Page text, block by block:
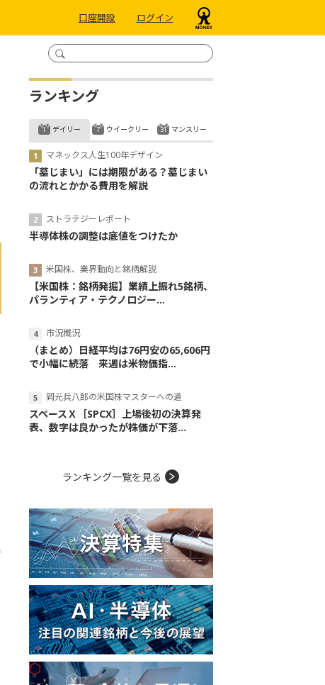
口座開設 ログイン
ランキング
デイリー
マネックス人生100年デザイン
「墓じまい」には期限がある？墓じまい
の流れとかかる費用を解説
ストラテジーレポート
半導体株の調整は底値をつけたか
米国株、業界動向と銘柄解説
【米国株：銘柄発掘】業績上振れ5銘柄、
パランティア・テクノロジー...
市況概況
（まとめ）日経平均は76円安の65,606円
で小幅に続落 来週は米物価指...
岡元兵八郎の米国株マスターへの道
スペースＸ［SPCX］上場後初の決算発
表、数字は良かったが株価が下落...
ウイークリー マンスリー
ランキング一覧を見る